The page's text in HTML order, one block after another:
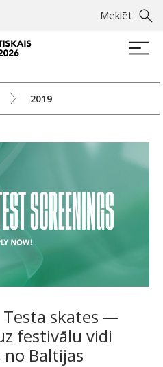
Meklēt
2019
Testa skates —
festivālu vidi
Baltijas